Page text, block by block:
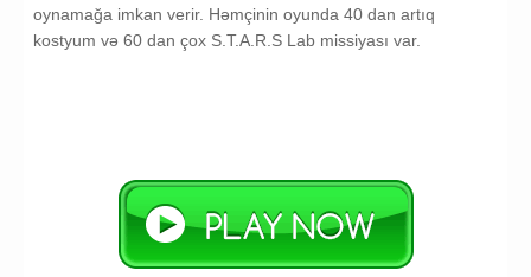
oynamağa imkan verir. Həmçinin oyunda 40 dan artıq
kostyum və 60 dan çox S.T.A.R.S Lab missiyası var.